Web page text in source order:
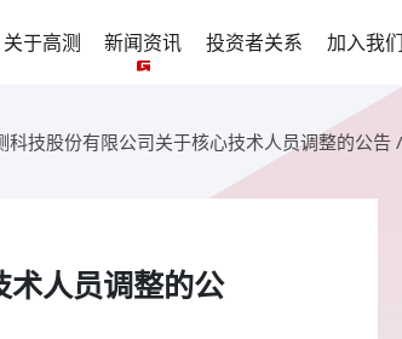
关于高测 新闻资讯 投资者关系 加入我们
科技股份有限公司关于核心技术人员调整的公
术人员调整的公